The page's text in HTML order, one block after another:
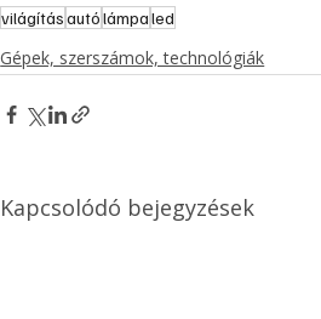
világításautólámpaled
Gépek, szerszámok, technológiák
Kapcsolódó bejegyzések